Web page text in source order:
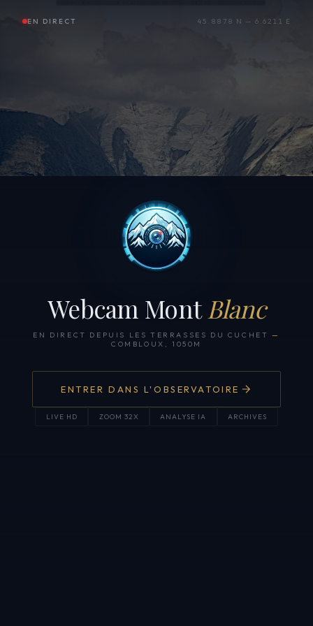
EN DIRECT 45.8878 N — 6.6211 E
Webcam Mont Blanc
EN DIRECT DEPUIS LES TERRASSES DU CUCHET —
COMBLOUX, 1050M
ENTRER DANS L'OBSERVATOIRE
LIVE HD ZOOM 32X ANALYSE IA ARCHIVES